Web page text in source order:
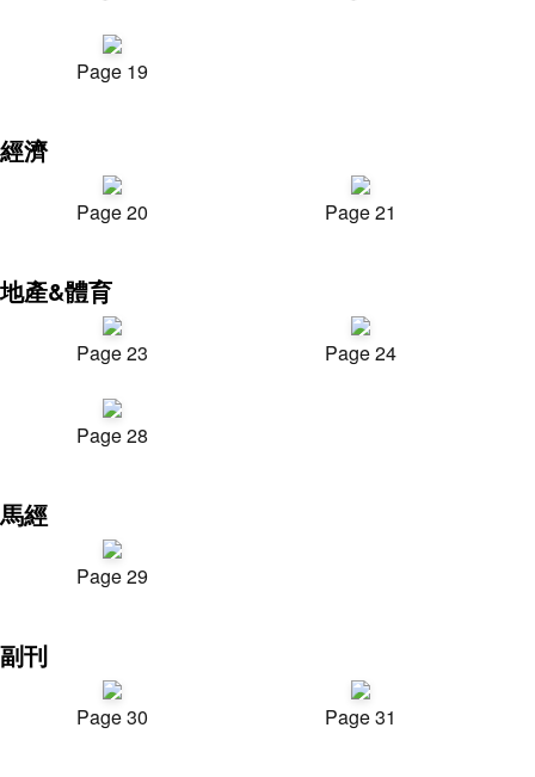
Page 19
經濟
Page 20 Page 21
地產&體育
Page 23 Page 24
Page 28
馬經
Page 29
副刊
Page 30 Page 31